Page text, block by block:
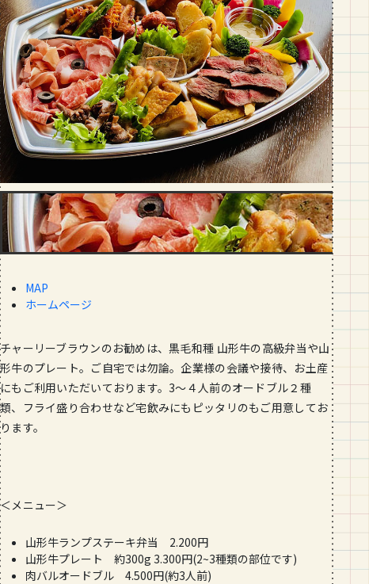
GOURMET
山形のおすすめパン屋さん【26選】地
元民が選ぶランキングBEST５付き！
_vol.1
MAP
ホームページ
チャーリーブラウンのお勧めは、黒毛和種 山形牛の高級弁当や山
形牛のプレート。ご自宅では勿論。企業様の会議や接待、お土産
にもご利用いただいております。3〜４人前のオードブル２種
類、フライ盛り合わせなど宅飲みにもピッタリのも ご用意してお
ります。
＜メニュー＞
山形牛ランプステーキ弁当 2.200円
山形牛プレート 約300g 3.300円(2~3種類の部位です)
肉バルオードブル 4.500円(約3人前)